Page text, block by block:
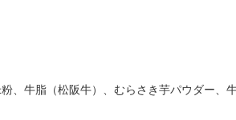
粉、牛脂（松阪牛）、むらさき芋パウダー、